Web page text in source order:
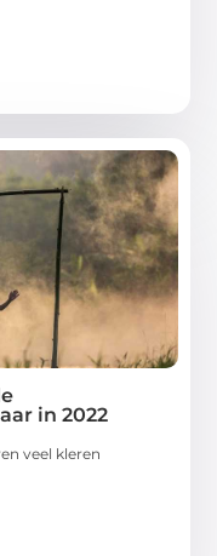
in 2022
veel kleren